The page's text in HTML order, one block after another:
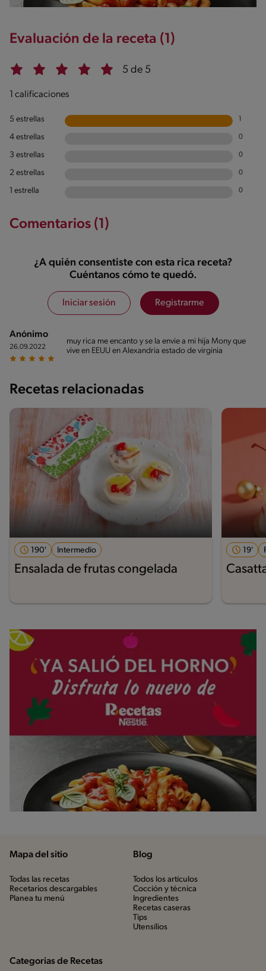
Evaluación de la receta (1)
5 de 5
1 calificaciones
5 estrellas
4 estrellas 0
3 estrellas 0
2 estrellas 0
1 estrella 0
Comentarios (1)
¿A quién consentiste con esta rica receta?
Cuéntanos cómo te quedó.
Iniciar sesión Registrarme
Anónimo
26.09.2022
muy rica me encanto y se la envie a mi hija Mony que
vive en EEUU en Alexandria estado de virginia
Recetas relacionadas
190' Intermedio
Ensalada de frutas congelada
19'
Mapa del sitio
Todas las recetas
Recetarios descargables
Planea tu menú
Blog
Todos los artículos
Cocción y técnica
Ingredientes
Recetas caseras
Tips
Utensílios
Categorias de Recetas